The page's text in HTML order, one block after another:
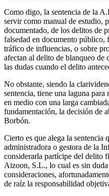
Como digo, la sentencia de la
servir como manual de estudio,
documentado, de los delitos de
falsedad en documento público,
tráfico de influencias, o sobre
afectan al delito de blanqueo de
las dudas cuando el delito
No obstante, siendo la
sentencia, tiene una laguna
en medio con una larga
fundamentación, la decisión de
Borbón.
Cierto es que alega la sentencia
administradora o gestora de la
considerarla partícipe del delito
Aizoon, S.L., lo cual es sin duda
consideraciones,
de raíz la responsabilidad